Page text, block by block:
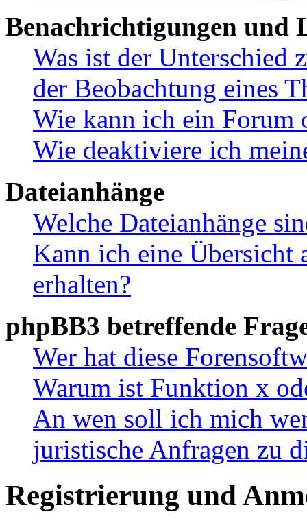
Benachrichtigungen und
Was ist der Unterschied
der Beobachtung eines
Wie kann ich ein Forum
Wie deaktiviere ich
Dateianhänge
Welche Dateianhänge
Kann ich eine Übersicht
erhalten?
phpBB3 betreffende
Wer hat diese
Warum ist Funktion x
An wen soll ich mich
juristische Anfragen zu
Registrierung und